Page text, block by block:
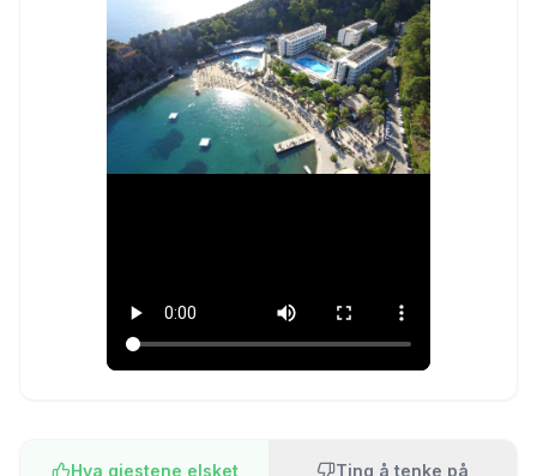
Hva gjestene elsket Ting å tenke på